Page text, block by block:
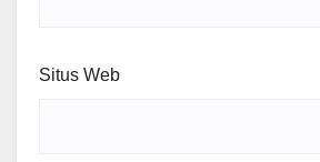
Situs Web